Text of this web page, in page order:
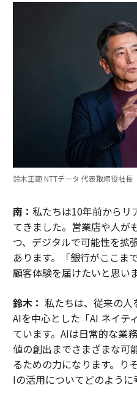
鈴木正範 NTTデータ 代表取締役社長
南： 私たちは10年前からリ
てきました。営業店や人が
つ、デジタルで可能性を拡
あります。「銀行がここま
顧客体験を届けたいと思いま
鈴木： 私たちは、従来の人
AIを中心とした「AI ネイテ
ています。AIは日常的な業
値の創出までさまざまな可
るための力になります。り
Iの活用についてどのように